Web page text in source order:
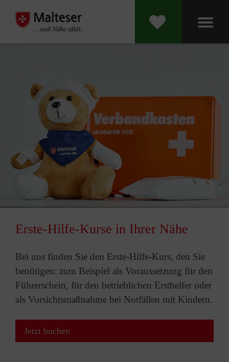
Erste-Hilfe-Kurse in Ihrer Nähe
Bei uns finden Sie den Erste-Hilfe-Kurs, den Sie
benötigen: zum Beispiel als Voraussetzung für den
Führerschein, für den betrieblichen Ersthelfer oder
als Vorsichtsmaßnahme bei Notfällen mit Kindern.
Jetzt buchen